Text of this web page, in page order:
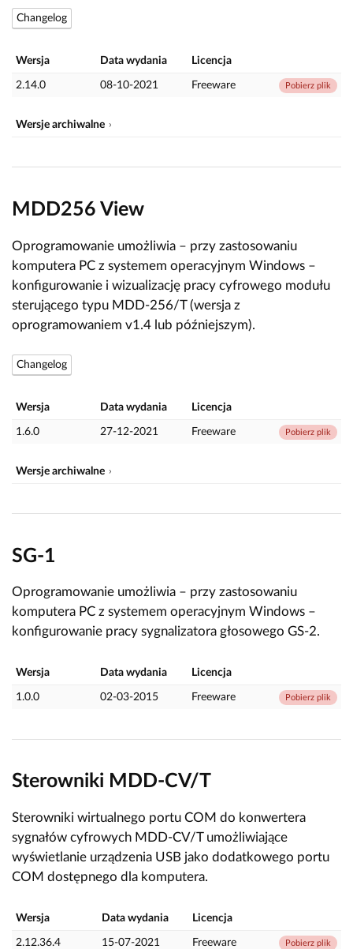
Changelog
Wersja Data wydania Licencja
2.14.0 08-10-2021 Freeware Pobierz plik
Wersje archiwalne
MDD256 View
Oprogramowanie umożliwia – przy zastosowaniu
komputera PC z systemem operacyjnym Windows –
konfigurowanie i wizualizację pracy cyfrowego modułu
sterującego typu MDD-256/T (wersja z
oprogramowaniem v1.4 lub późniejszym).
Changelog
Wersja Data wydania Licencja
1.6.0 27-12-2021 Freeware Pobierz plik
Wersje archiwalne
SG-1
Oprogramowanie umożliwia – przy zastosowaniu
komputera PC z systemem operacyjnym Windows –
konfigurowanie pracy sygnalizatora głosowego GS-2.
Wersja Data wydania Licencja
1.0.0 02-03-2015 Freeware Pobierz plik
Sterowniki MDD-CV/T
Sterowniki wirtualnego portu COM do konwertera
sygnałów cyfrowych MDD-CV/T umożliwiające
wyświetlanie urządzenia USB jako dodatkowego portu
COM dostępnego dla komputera.
Wersja Data wydania Licencja
2.12.36.4 15-07-2021 Freeware Pobierz plik